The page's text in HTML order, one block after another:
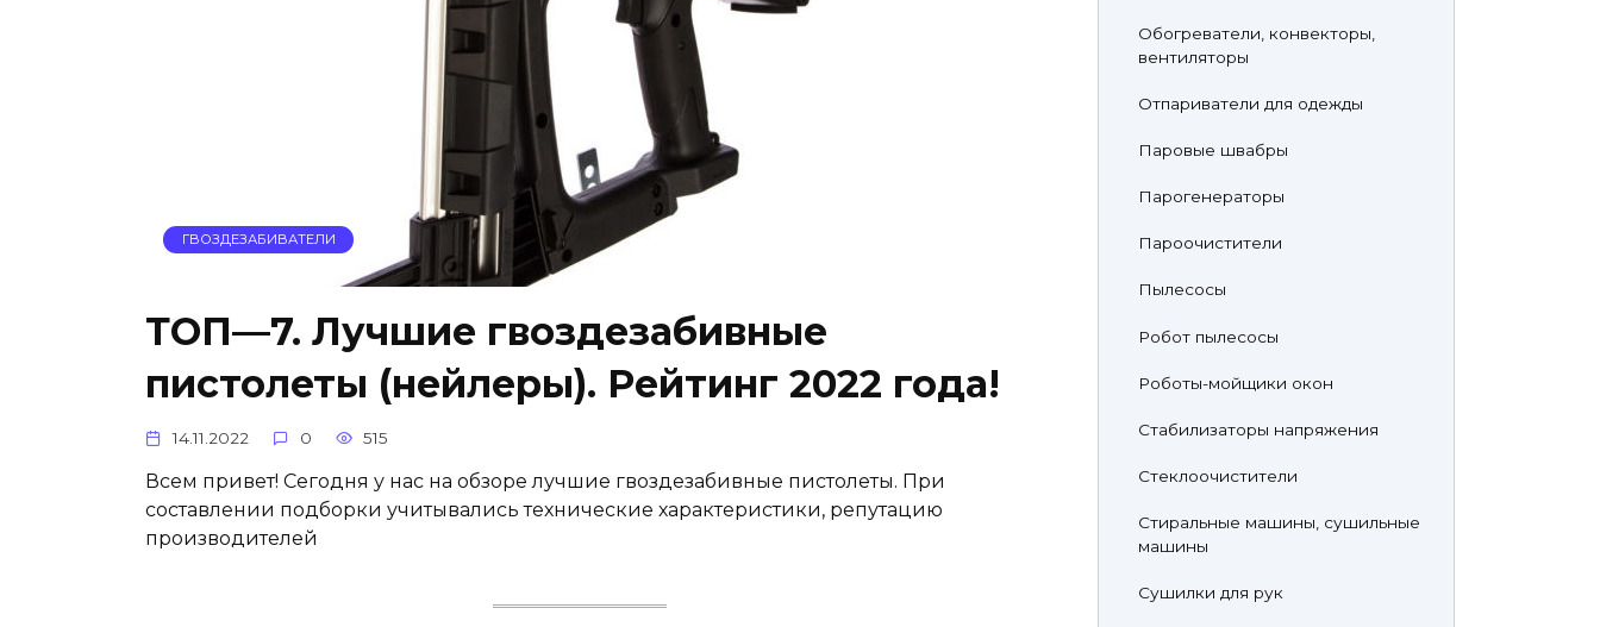
ГВОЗДЕЗАБИВАТЕЛИ
ТОП—7. Лучшие гвоздезабивные
пистолеты (нейлеры). Рейтинг 2022 года!
14.11.2022 0 515
Всем привет! Сегодня у нас на обзоре лучшие гвоздезабивные пистолеты. При
составлении подборки учитывались технические характеристики, репутацию
производителей
Обогреватели, конвекторы,
вентиляторы
Отпариватели для одежды
Паровые швабры
Парогенераторы
Пароочистители
Пылесосы
Робот пылесосы
Роботы-мойщики окон
Стабилизаторы напряжения
Стеклоочистители
Стиральные машины, сушильные
машины
Сушилки для рук